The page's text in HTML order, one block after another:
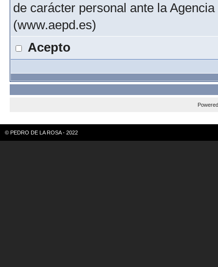
de carácter personal ante la
(www.aepd.es)
Acepto
© PEDRO DE LA ROSA - 2022